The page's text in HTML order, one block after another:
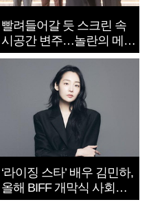
빨려들어갈 듯 스크린 속
시공간 변주…놀란의 메시
지는 ‘전쟁 속죄’
‘라이징 스타’ 배우 김민하,
올해 BIFF 개막식 사회자
확정